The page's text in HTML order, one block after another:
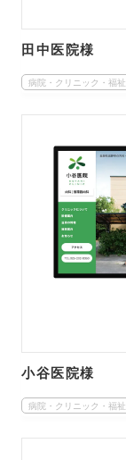
田中医院様
病院・クリニック・福祉
小谷医院様
病院・クリニック・福祉